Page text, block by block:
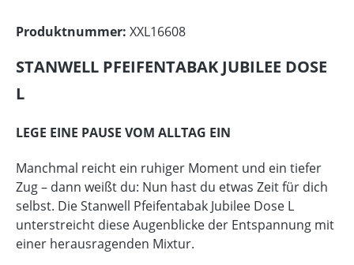
Produktnummer: XXL16608
STANWELL PFEIFENTABAK JUBILEE DOSE
L
LEGE EINE PAUSE VOM ALLTAG EIN
Manchmal reicht ein ruhiger Moment und ein tiefer
Zug – dann weißt du: Nun hast du etwas Zeit für dich
selbst. Die Stanwell Pfeifentabak Jubilee Dose L
unterstreicht diese Augenblicke der Entspannung mit
einer herausragenden Mixtur.